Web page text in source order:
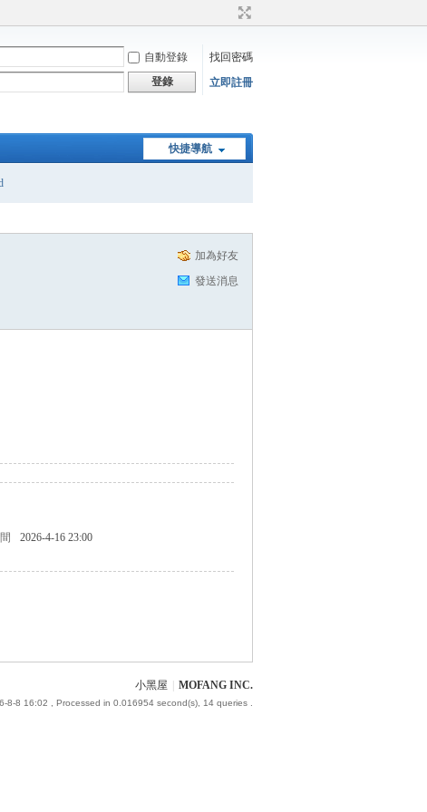
自動登錄
找回密碼
登錄 立即註冊
快捷導航
加為好友
發送消息
2026-4-16 23:00
小黑屋 MOFANG INC.
8-8 16:02 , Processed in 0.016954 second(s), 14 queries .